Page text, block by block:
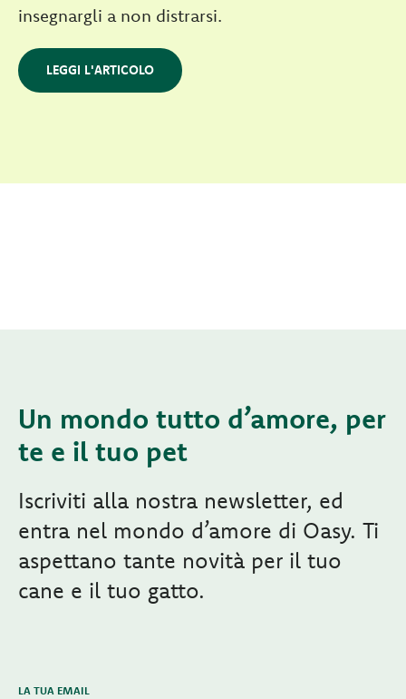
insegnargli a non distrarsi.
LEGGI L'ARTICOLO
Un mondo tutto d’amore, per
te e il tuo pet
Iscriviti alla nostra newsletter, ed
entra nel mondo d’amore di Oasy. Ti
aspettano tante novità per il tuo
cane e il tuo gatto.
LA TUA EMAIL